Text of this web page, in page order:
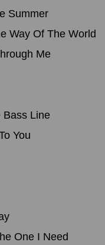
Summer
Way Of The World
Me
Bass Line
You
One I Need